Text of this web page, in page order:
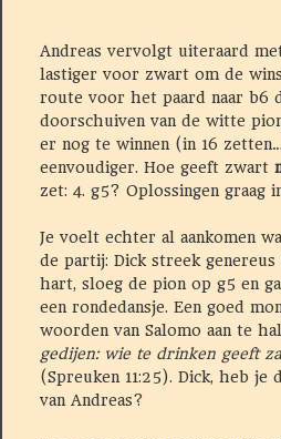
Andreas vervolgt uiteraard
lastiger voor zwart om de
route voor het paard naar b6
doorschuiven van de witte
er nog te winnen (in 16
eenvoudiger. Hoe geeft zwart
zet: 4. g5? Oplossingen graag
Je voelt echter al aankomen
de partij: Dick streek
hart, sloeg de pion op g5 en
een rondedansje. Een goed
woorden van Salomo aan te
gedijen: wie te drinken geeft
(Spreuken 11:25). Dick, heb je
van Andreas?